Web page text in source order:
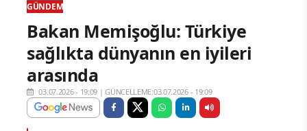
GÜNDEM
Bakan Memişoğlu: Türkiye
sağlıkta dünyanın en iyileri
arasında
03.07.2026 - 19:09 |GÜNCELLEME:03.07.2026 - 19:09